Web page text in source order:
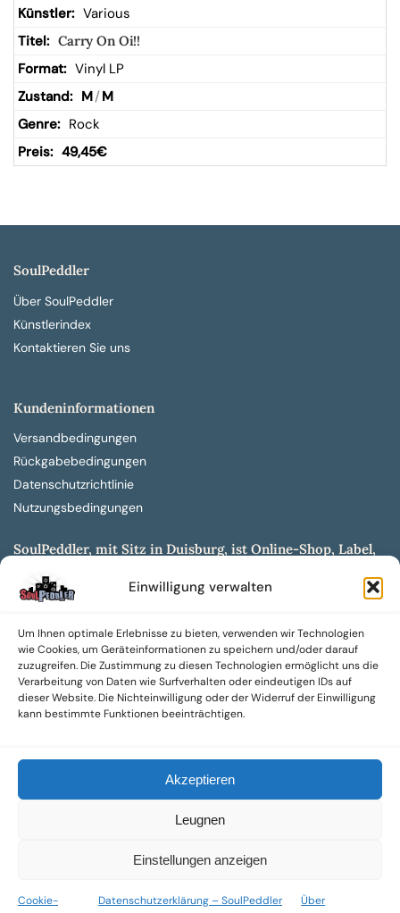
Einwilligung verwalten
Um Ihnen optimale Erlebnisse zu bieten, verwenden wir Technologien
wie Cookies, um Geräteinformationen zu speichern und/oder darauf
zuzugreifen. Die Zustimmung zu diesen Technologien ermöglicht uns die
Verarbeitung von Daten wie Surfverhalten oder eindeutigen IDs auf
dieser Website. Die Nichteinwilligung oder der Widerruf der Einwilligung
kann bestimmte Funktionen beeinträchtigen.
Akzeptieren
Leugnen
Einstellungen anzeigen
Cookie- Datenschutzerklärung – SoulPeddler Über
Various
Carry On Oi!!
Vinyl LP
M/ M
Rock
49,45€
SoulPeddler
Über SoulPeddler
Künstlerindex
Kontaktieren Sie uns
Kundeninformationen
Versandbedingungen
Rückgabebedingungen
Datenschutzrichtlinie
Nutzungsbedingungen
SoulPeddler, mit Sitz in Duisburg, ist Online-Shop, Label,
entwickelt aus dem SoulPeddler Vinyl-Presswerk und
unserer Online-Gig-Plattform.
Wir bieten eine breite Auswahl an sowohl hochgradig
sammelwürdigen als auch Mainstream-Titeln und -Formaten auf
Vinyl, CD und weiteren Medien.
Sowohl neue als auch gebrauchte, nach Zustand bewertete
Wir setzen uns leidenschaftlich für unabhängige Künstler und
Labels ein und bieten hochwertige, maßgeschneiderte Lösungen
aus über 30 Jahren Erfahrung in der Musikindustrie.
SoulPeddler Mailorder, Records & Vinyl Production – DUBOX –
Nettirock – Nice Guy Records – MOVA Museum of Vinyl Arts
© 2025 SoulPeddler GmbH®